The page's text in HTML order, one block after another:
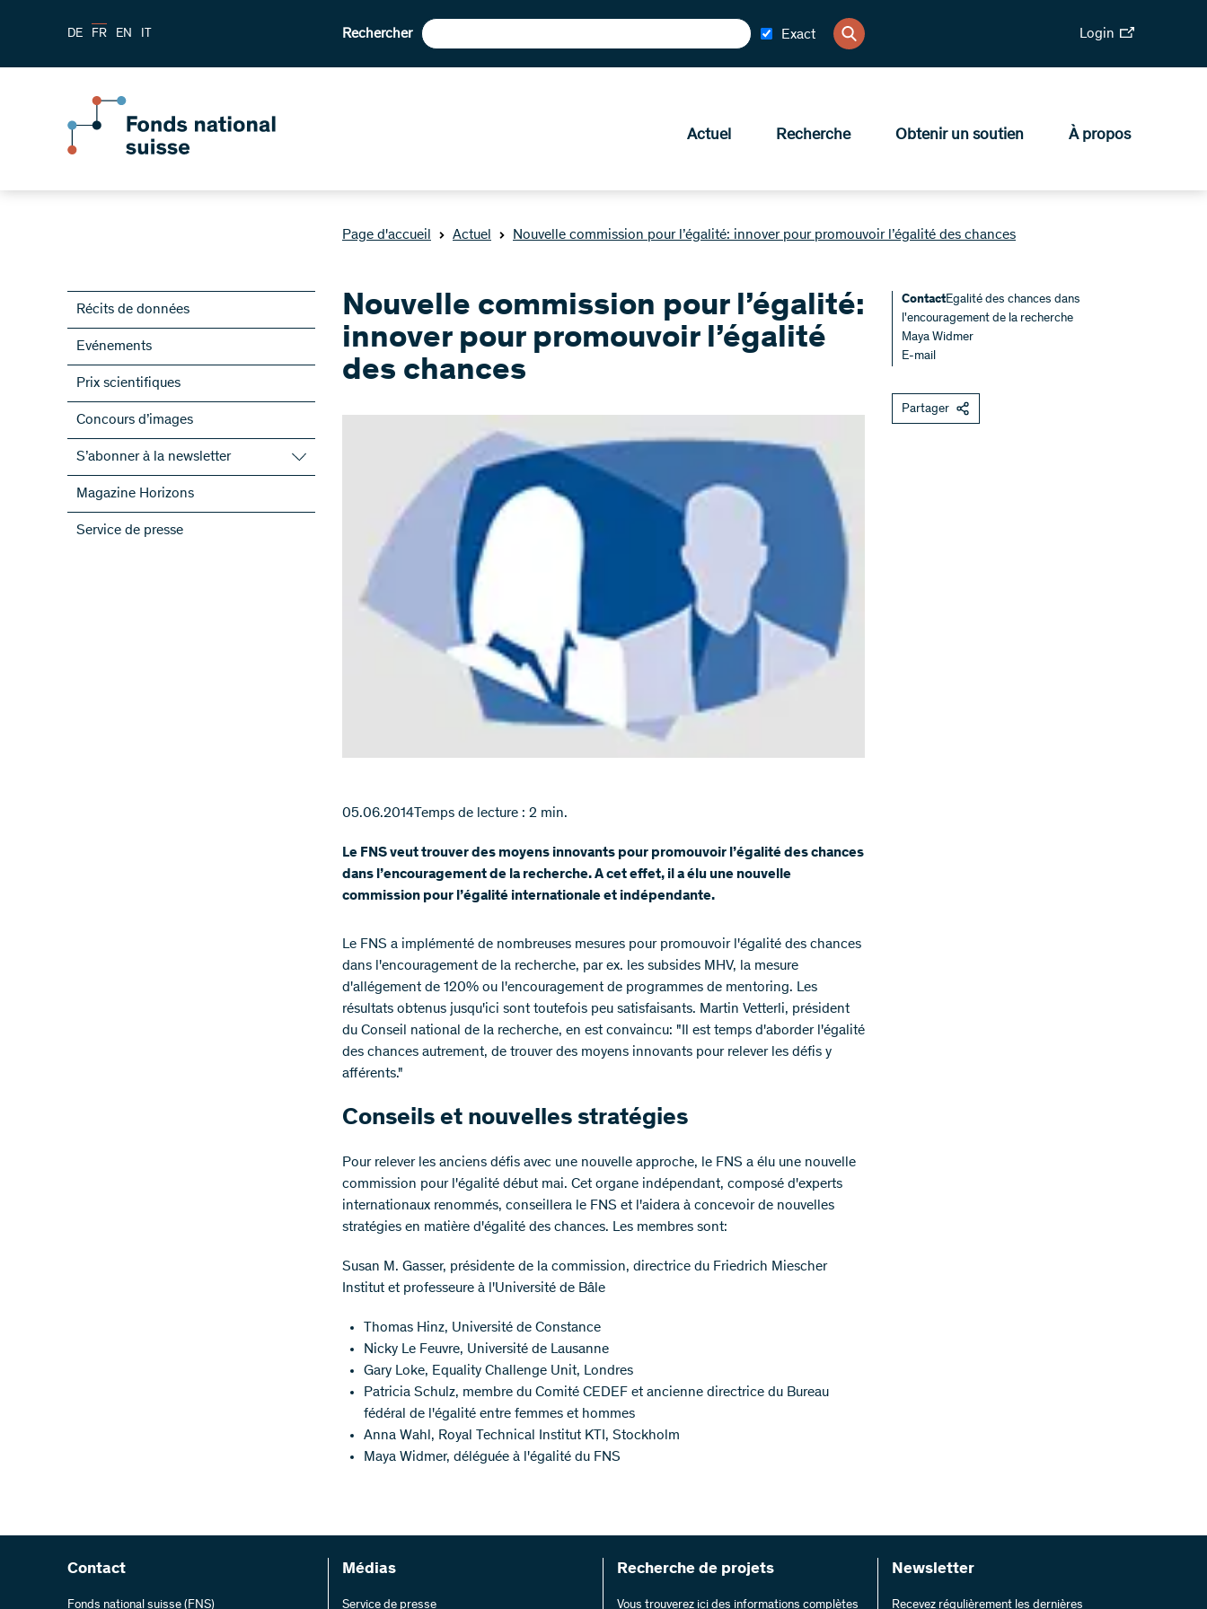
DE FR EN IT Rechercher Exact Login
Actuel Recherche Obtenir un soutien À propos
Page d'accueil Actuel Nouvelle commission pour l’égalité: innover pour promouvoir l’égalité des chances
Récits de données
Evénements
Prix scientifiques
Concours d’images
S’abonner à la newsletter
S’abonner à la newsletter du FNS
S’abonner aux newsletter des PRN
ScienceGeist
Magazine Horizons
Service de presse
Nouvelle commission pour l’égalité:
innover pour promouvoir l’égalité
des chances
05.06.2014 Temps de lecture : 2 min.
Le FNS veut trouver des moyens innovants pour promouvoir l’égalité des chances
dans l’encouragement de la recherche. A cet effet, il a élu une nouvelle
commission pour l’égalité internationale et indépendante.
Le FNS a implémenté de nombreuses mesures pour promouvoir l'égalité des chances
dans l'encouragement de la recherche, par ex. les subsides MHV, la mesure
d'allégement de 120% ou l'encouragement de programmes de mentoring. Les
résultats obtenus jusqu'ici sont toutefois peu satisfaisants. Martin Vetterli, président
du Conseil national de la recherche, en est convaincu: "Il est temps d'aborder l'égalité
des chances autrement, de trouver des moyens innovants pour relever les défis y
afférents."
Conseils et nouvelles stratégies
Pour relever les anciens défis avec une nouvelle approche, le FNS a élu une nouvelle
commission pour l'égalité début mai. Cet organe indépendant, composé d'experts
internationaux renommés, conseillera le FNS et l'aidera à concevoir de nouvelles
stratégies en matière d'égalité des chances. Les membres sont:
Susan M. Gasser, présidente de la commission, directrice du Friedrich Miescher
Institut et professeure à l'Université de Bâle
Thomas Hinz, Université de Constance
Nicky Le Feuvre, Université de Lausanne
Gary Loke, Equality Challenge Unit, Londres
Patricia Schulz, membre du Comité CEDEF et ancienne directrice du Bureau
fédéral de l'égalité entre femmes et hommes
Anna Wahl, Royal Technical Institut KTI, Stockholm
Maya Widmer, déléguée à l'égalité du FNS
​ContactEgalité des chances dans
l'encouragement de la recherche
Maya Widmer
E-mail
Partager
Contact
Fonds national suisse (FNS)
Médias
Service de presse
Recherche de projets
Vous trouverez ici des informations complètes
Newsletter
Recevez régulièrement les dernières